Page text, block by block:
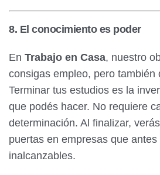
UTU Maldonado
Cursos de Administración, IT y más.
MÁS INFO ➔
8. El conocimiento es poder
En Trabajo en Casa, nuestro
consigas empleo, pero también
Terminar tus estudios es la
que podés hacer. No requiere
determinación. Al finalizar,
puertas en empresas que
inalcanzables.